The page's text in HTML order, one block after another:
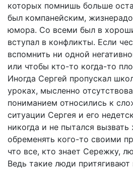
которых помнишь больше
был компанейским,
юмора. Со всеми был в
вступал в конфликты. Если
вспомнить ни одной
или чтобы кто-то когда-то
Иногда Сергей пропускал
уроках, мысленно
пониманием относились к
ситуации Сергея и его
никогда и не пытался
обременять кого-то своими
что все, кто знает Сережку,
Ведь такие люди притягивают